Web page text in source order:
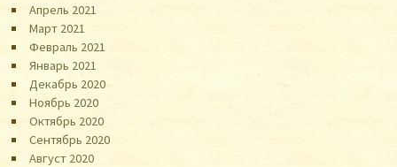
Апрель 2021
Март 2021
Февраль 2021
Январь 2021
Декабрь 2020
Ноябрь 2020
Октябрь 2020
Сентябрь 2020
Август 2020